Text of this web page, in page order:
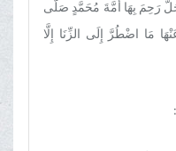
رَحِمَ بِهَا أُمَّةَ مُحَمَّدٍ صَلَّى
مَا اضْطُرَّ إِلَى الزِّنَا إِلَّا